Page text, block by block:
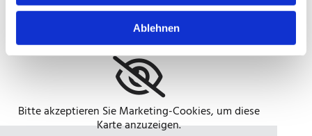
Ablehnen
Bitte akzeptieren Sie Marketing-Cookies, um diese
Karte anzuzeigen.